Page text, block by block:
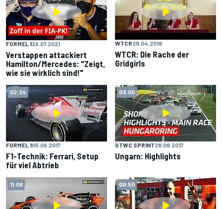
FORMEL 129.07.2021
Verstappen attackiert
Hamilton/Mercedes: "Zeigt,
wie sie wirklich sind!"
WTCR28.04.2018
WTCR: Die Rache der
Gridgirls
02:24
FORMEL 105.09.2017
F1-Technik: Ferrari, Setup
für viel Abtrieb
03:00
GTWC SPRINT28.08.2017
Ungarn: Highlights
11:06 00:50